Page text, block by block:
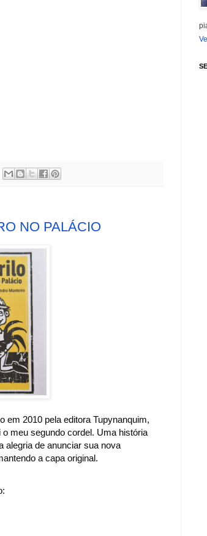
NO PALÁCIO
em 2010 pela editora Tupynanquim,
meu segundo cordel. Uma história
alegria de anunciar sua nova
a capa original.